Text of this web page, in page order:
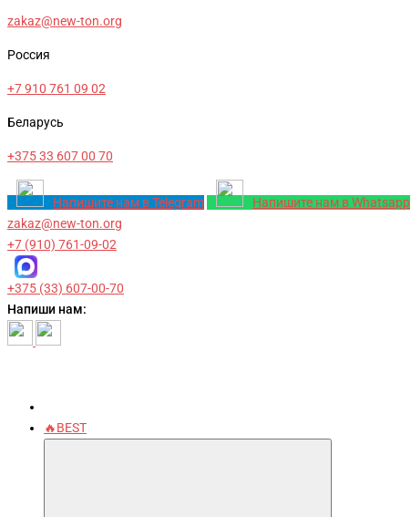
zakaz@new-ton.org
Россия
+7 910 761 09 02
Беларусь
+375 33 607 00 70
Напишите нам в Telegram Напишите нам в Whatsapp
zakaz@new-ton.org
+7 (910) 761-09-02
+375 (33) 607-00-70
Напиши нам:
🔥BEST